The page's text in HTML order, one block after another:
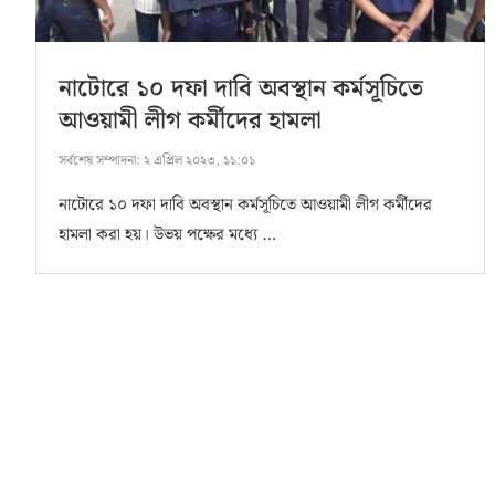
নাটোরে ১০ দফা দাবি অবস্থান কর্মসূচিতে
আওয়ামী লীগ কর্মীদের হামলা
সর্বশেষ সম্পাদনা: ২ এপ্রিল ২০২৩, ১১:০১
নাটোরে ১০ দফা দাবি অবস্থান কর্মসূচিতে আওয়ামী লীগ কর্মীদের
হামলা করা হয়। উভয় পক্ষের মধ্যে …